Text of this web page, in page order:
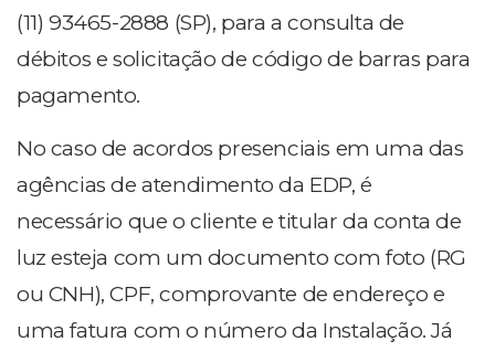
(11) 93465-2888 (SP), para a consulta de
débitos e solicitação de código de barras para
pagamento.
No caso de acordos presenciais em uma das
agências de atendimento da EDP, é
necessário que o cliente e titular da conta de
luz esteja com um documento com foto (RG
ou CNH), CPF, comprovante de endereço e
uma fatura com o número da Instalação. Já